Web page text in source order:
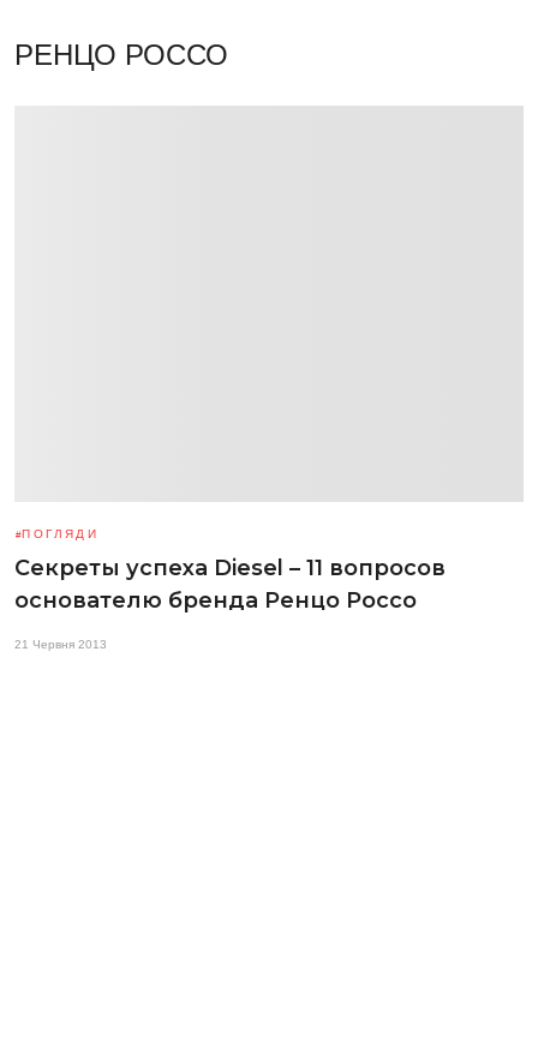
РЕНЦО РОССО
ПОГЛЯДИ
Секреты успеха Diesel – 11 вопросов
основателю бренда Ренцо Россо
21 Червня 2013